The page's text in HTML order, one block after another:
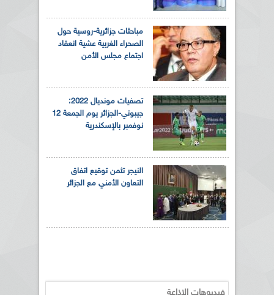
مباحثات جزائرية-روسية حول
الصحراء الغربية عشية انعقاد
اجتماع مجلس الأمن
تصفيات مونديال 2022:
جيبوتي-الجزائر يوم الجمعة 12
نوفمبر بالإسكندرية
النيجر تثمن توقيع اتفاق
التعاون الأمني مع الجزائر
فيديوهات الإذاعة